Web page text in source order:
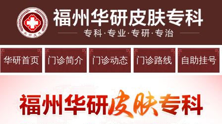
华研首页 门诊简介 门诊动态 门诊路线 自助挂号